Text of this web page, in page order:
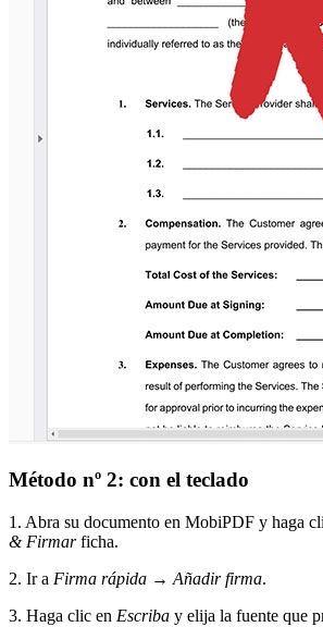
Método nº 2: con el teclado
1. Abra su documento en MobiPDF y haga
& Firmarficha.
2. Ir a Firma rápida → Añadir firma.
3. Haga clic en Escriba y elija la fuente que